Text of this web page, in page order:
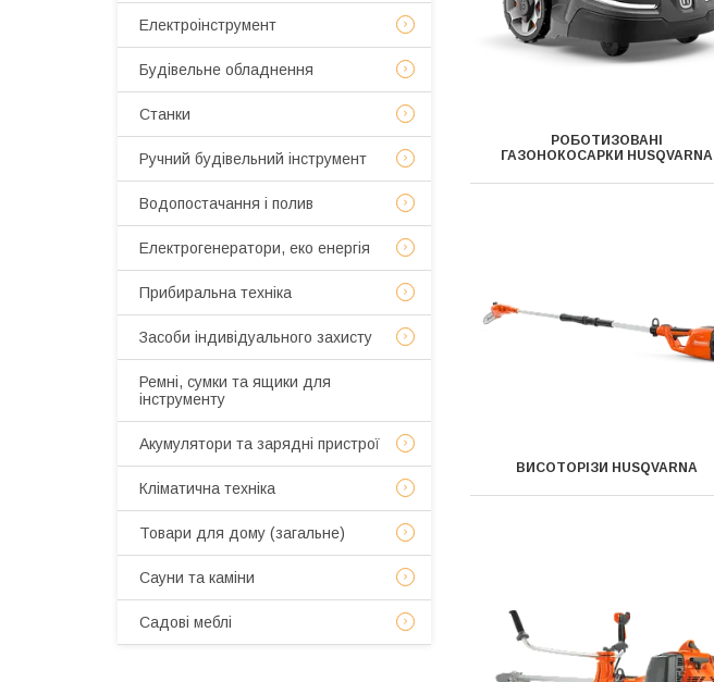
РОБОТИЗОВАНІ
ГАЗОНОКОСАРКИ HUSQVARNA
ВИСОТОРІЗИ HUSQVARNA
Електроінструмент
Будівельне обладнення
Станки
Ручний будівельний інструмент
Водопостачання і полив
Електрогенератори, еко енергія
Прибиральна техніка
Засоби індивідуального захисту
Ремні, сумки та ящики для
інструменту
Акумулятори та зарядні пристрої
Кліматична техніка
Товари для дому (загальне)
Сауни та каміни
Садові меблі